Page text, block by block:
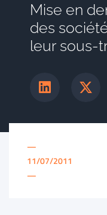
Mise en
des
leur sous-
—
11/07/2011
—